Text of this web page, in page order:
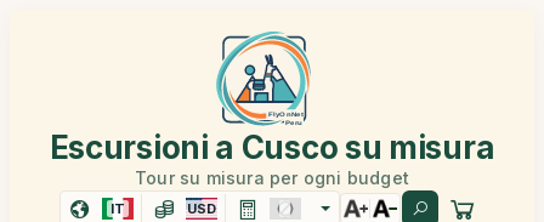
Escursioni a Cusco su misura
Tour su misura per ogni budget
IT USD